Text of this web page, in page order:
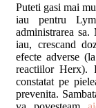
Puteti gasi mai
iau pentru
administrarea
iau, crescand
efecte adverse
reactiilor Herx).
constatat pe
prevenita.